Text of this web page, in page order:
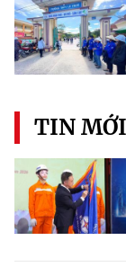
TIN